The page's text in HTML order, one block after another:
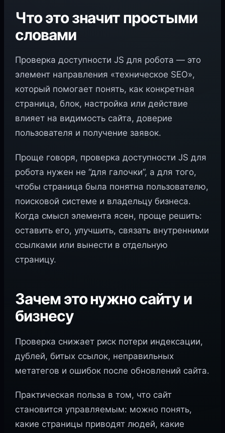
Что это значит простыми
словами
Проверка доступности JS для робота — это
элемент направления «техническое SEO»,
который помогает понять, как конкретная
страница, блок, настройка или действие
влияет на видимость сайта, доверие
пользователя и получение заявок.
Проще говоря, проверка доступности JS для
робота нужен не “для галочки”, а для того,
чтобы страница была понятна пользователю,
поисковой системе и владельцу бизнеса.
Когда смысл элемента ясен, проще решить:
оставить его, улучшить, связать внутренними
ссылками или вынести в отдельную
страницу.
Зачем это нужно сайту и
бизнесу
Проверка снижает риск потери индексации,
дублей, битых ссылок, неправильных
метатегов и ошибок после обновлений сайта.
Практическая польза в том, что сайт
становится управляемым: можно понять,
какие страницы приводят людей, какие